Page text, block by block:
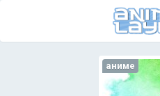
аниме